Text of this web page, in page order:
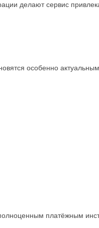
делают сервис
особенно
платёжным